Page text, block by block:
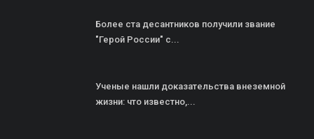
Более ста десантников получили звание
"Герой России" с...
Ученые нашли доказательства внеземной
жизни: что известно,...